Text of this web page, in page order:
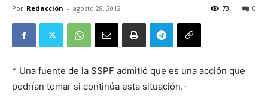
Por Redacción - agosto 28, 2012 0
73
* Una fuente de la SSPF admitió que es una acción que
podrían tomar si continúa esta situación.-